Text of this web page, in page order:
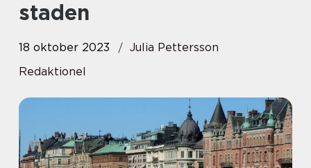
staden
18 oktober 2023
Julia Pettersson
Redaktionel